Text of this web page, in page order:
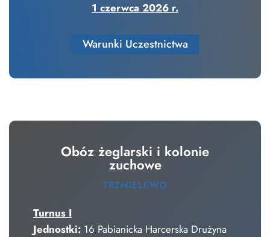
1 czerwca 2026 r.
Warunki Uczestnictwa
Obóz żeglarski i kolonie
zuchowe
TRZMIELEWO
Turnus I
Jednostki: 16 Pabianicka Harcerska Drużyna